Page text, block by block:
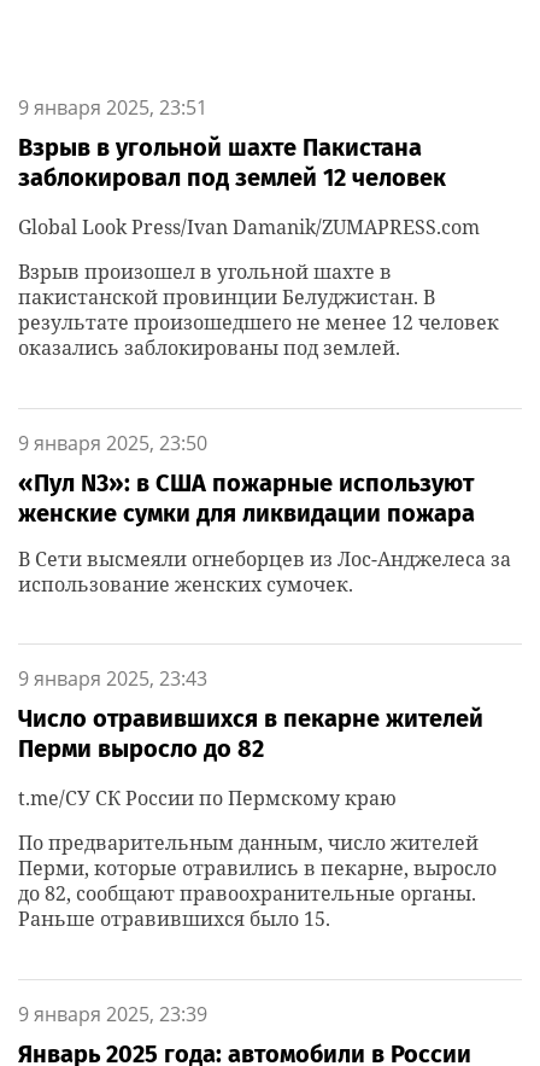
9 января 2025, 23:51
Взрыв в угольной шахте Пакистана
заблокировал под землей 12 человек
Global Look Press/Ivan Damanik/ZUMAPRESS.com
Взрыв произошел в угольной шахте в
пакистанской провинции Белуджистан. В
результате произошедшего не менее 12 человек
оказались заблокированы под землей.
9 января 2025, 23:50
«Пул N3»: в США пожарные используют
женские сумки для ликвидации пожара
В Сети высмеяли огнеборцев из Лос-Анджелеса за
использование женских сумочек.
9 января 2025, 23:43
Число отравившихся в пекарне жителей
Перми выросло до 82
t.me/СУ СК России по Пермскому краю
По предварительным данным, число жителей
Перми, которые отравились в пекарне, выросло
до 82, сообщают правоохранительные органы.
Раньше отравившихся было 15.
9 января 2025, 23:39
Январь 2025 года: автомобили в России